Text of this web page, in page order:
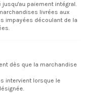
paiement intégral.
livrées aux
impayées découlant de la
dès que la marchandise
intervient lorsque le